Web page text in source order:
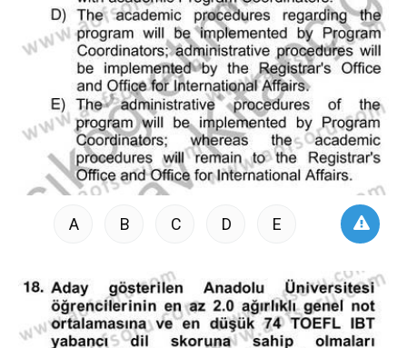
A B C D E